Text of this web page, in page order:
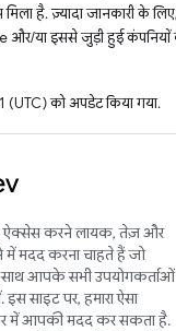
है. ज़्यादा जानकारी के लिए,
या इससे जुड़ी हुई कंपनियों
को अपडेट किया गया.
ऐक्सेस करने लायक, तेज़ और
में मदद करना चाहते हैं जो
साथ आपके सभी उपयोगकर्ताओं
साइट पर, हमारा ऐसा
में आपकी मदद कर सकता है.